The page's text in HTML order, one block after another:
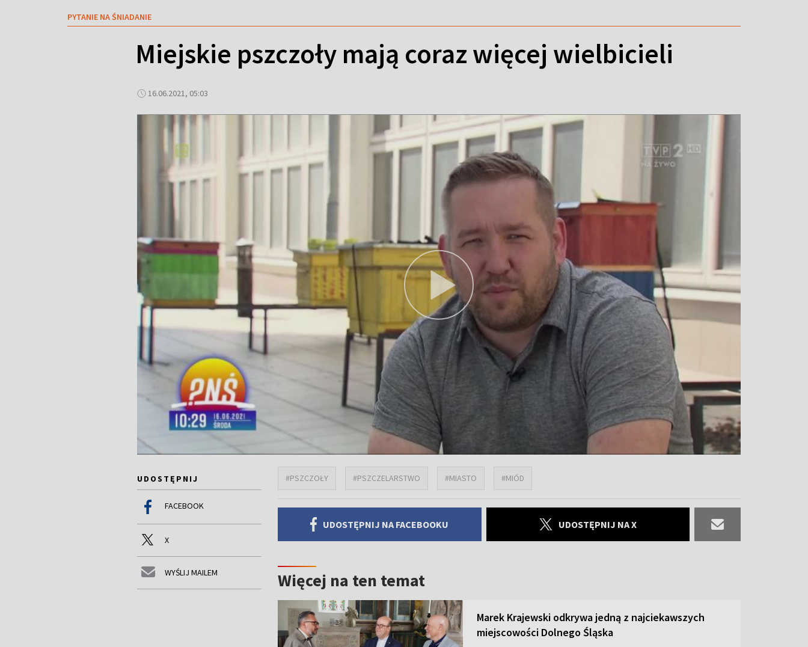
PYTANIE NA ŚNIADANIE
Miejskie pszczoły mają coraz więcej wielbicieli
16.06.2021, 05:03
UDOSTĘPNIJ
FACEBOOK
X
WYŚLIJ MAILEM
#PSZCZOŁY #PSZCZELARSTWO #MIASTO #MIÓD
UDOSTĘPNIJ NA FACEBOOKU UDOSTĘPNIJ NA X
Więcej na ten temat
Marek Krajewski odkrywa jedną z najciekawszych
miejscowości Dolnego Śląska